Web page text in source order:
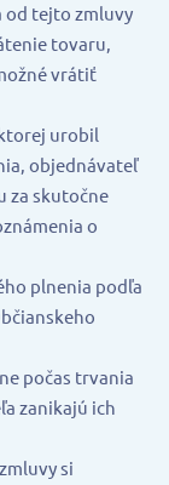
od tejto zmluvy
tovaru,
vrátiť
urobil
objednávateľ
za skutočne
o
plnenia podľa
počas trvania
zanikajú ich
si